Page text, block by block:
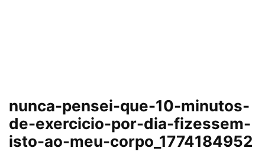
nunca-pensei-que-10-minutos-
de-exercicio-por-dia-fizessem-
isto-ao-meu-corpo_1774184952